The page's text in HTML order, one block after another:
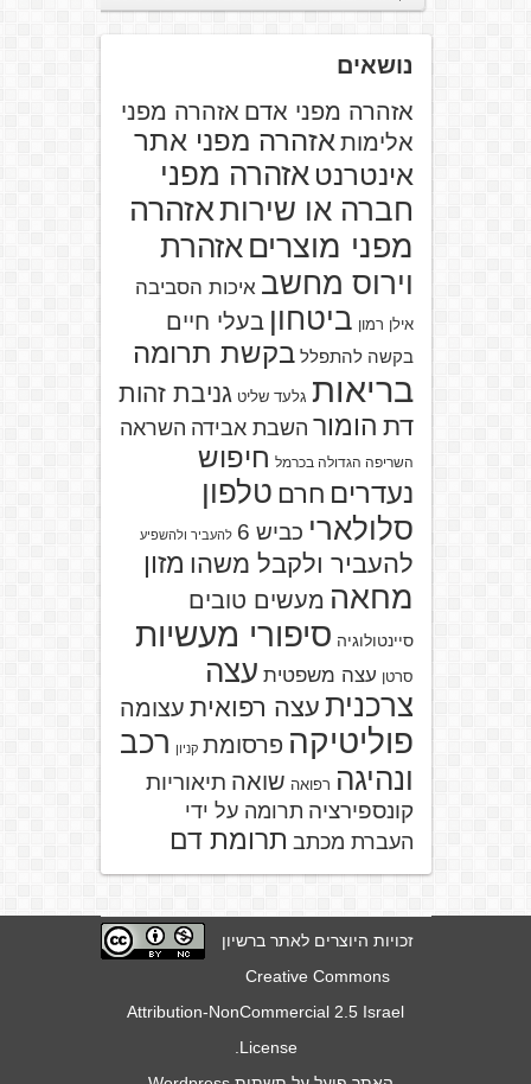
נושאים
אזהרה מפני אדם אזהרה מפני
אלימות אזהרה מפני אתר
אינטרנט אזהרה מפני
חברה או שירותאזהרה
מפני מוצרים אזהרת
וירוס מחשב איכות הסביבה
אילן רמון ביטחון בעלי חיים
בקשה להתפלל בקשת תרומה
בריאות גלעד שליט גניבת זהות
דת הומור השבת אבידה השראה
השריפה הגדולה בכרמל חיפוש
נעדרים חרם טלפון
סלולארי כביש 6 להעביר ולהשפיע
להעביר ולקבל משהו מזון
מחאה מעשים טובים
סיינטולוגיה סיפורי מעשיות
סרטן עצה משפטית עצה
צרכנית עצה רפואית עצומה
פוליטיקה פרסומת קניון רכב
ונהיגה רפואה שואה תיאוריות
קונספירציה תרומה על ידי
העברת מכתב תרומת דם
זכויות היוצרים לאתר ברשיון
Creative Commons
Attribution-NonCommercial 2.5 Israel
License